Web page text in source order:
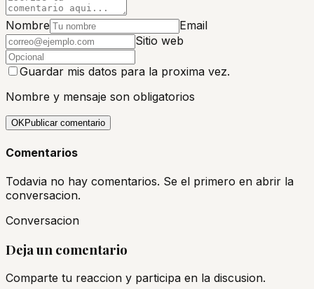
Nombre
Email
Sitio web
Guardar mis datos para la proxima vez.
Nombre y mensaje son obligatorios
OKPublicar comentario
Comentarios
Todavia no hay comentarios. Se el primero en abrir la
conversacion.
Conversacion
Deja un comentario
Comparte tu reaccion y participa en la discusion.